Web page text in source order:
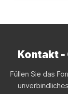
Kontakt -
Füllen Sie das